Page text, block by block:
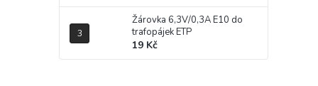
Žárovka 6,3V/0,3A E10 do
trafopájek ETP
19 Kč